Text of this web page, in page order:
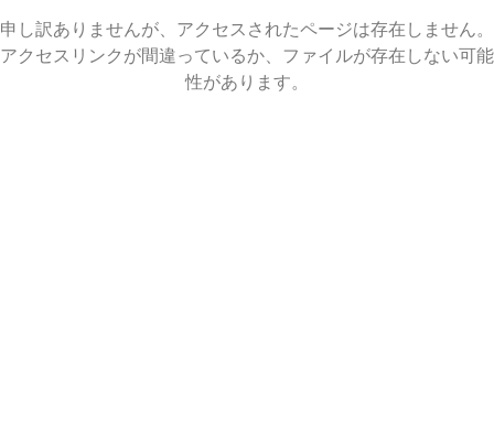
申し訳ありませんが、アクセスされたページは存在しません。
アクセスリンクが間違っているか、ファイルが存在しない可能
性があります。